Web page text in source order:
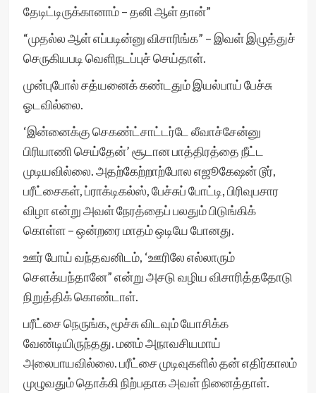
தேடிட்டிருக்கானாம் – தனி ஆள் தான்”
“முதல்ல ஆள் எப்படின்னு விசாரிங்க” – இவள் இழுத்துச்
செருகியபடி வெளிநடப்புச் செய்தாள்.
முன்புபோல் சத்யனைக் கண்டதும் இயல்பாய் பேச்சு
ஓடவில்லை.
‘இன்னைக்கு செகண்ட்சாட்டர்டே லீவாச்சேன்னு
பிரியாணி செய்தேன்’ சூடான பாத்திரத்தை நீட்ட
முடியவில்லை. அதற்கேற்றாற்போல எஜூகேஷன் டூர்,
பரீட்சைகள், ப்ராக்டிகல்ஸ், பேச்சுப் போட்டி, பிரிவுபசார
விழா என்று அவள் நேரத்தைப் பலதும் பிடுங்கிக்
கொள்ள – ஒன்றரை மாதம் ஒடியே போனது.
ஊர் போய் வந்தவனிடம், ‘ஊரிலே எல்லாரும்
சௌக்யந்தானே” என்று அசடு வழிய விசாரித்ததோடு
நிறுத்திக் கொண்டாள்.
பரீட்சை நெருங்க, மூச்சு விடவும் யோசிக்க
வேண்டியிருந்தது. மனம் அநாவசியமாய்
அலைபாயவில்லை. பரீட்சை முடிவுகளில் தன் எதிர்காலம்
முழுவதும் தொக்கி நிற்பதாக அவள் நினைத்தாள்.